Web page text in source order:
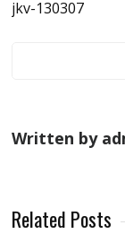
jkv-130307
Written by
Related Posts